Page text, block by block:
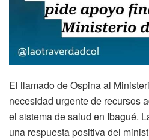
El llamado de Ospina al
necesidad urgente de recursos
el sistema de salud en Ibagué.
una respuesta positiva del